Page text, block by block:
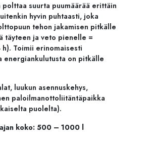
polttaa suurta puumäärää erittäin
hyvin puhtaasti, joka
tehon jakamisen pitkälle
täyteen ja veto pienelle =
Toimii erinomaisesti
energiankulutusta on pitkälle
luukun asennuskehys,
paloilmanottoliitäntäpaikka
puolelta).
koko: 500 – 1000 l